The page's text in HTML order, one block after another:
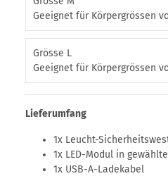
Geeignet für Körpergrössen
Grösse L
Geeignet für Körpergrössen
Lieferumfang
1x Leucht-
1x LED-Modul in
1x USB-A-Ladekabel